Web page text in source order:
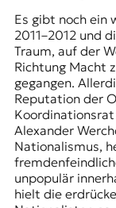
Es gibt noch ein
2011–2012 und
Traum, auf der
Richtung Macht
gegangen.
Reputation der
Koordinationsrat
Alexander
Nationalismus,
unpopulär
hielt die